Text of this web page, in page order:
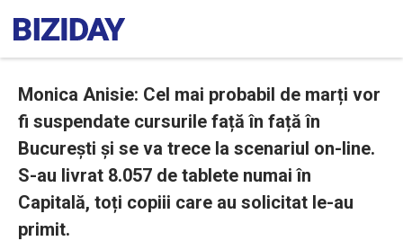
Monica Anisie: Cel mai probabil de marți vor
fi suspendate cursurile față în față în
București și se va trece la scenariul on-line.
S-au livrat 8.057 de tablete numai în
Capitală, toți copiii care au solicitat le-au
primit.